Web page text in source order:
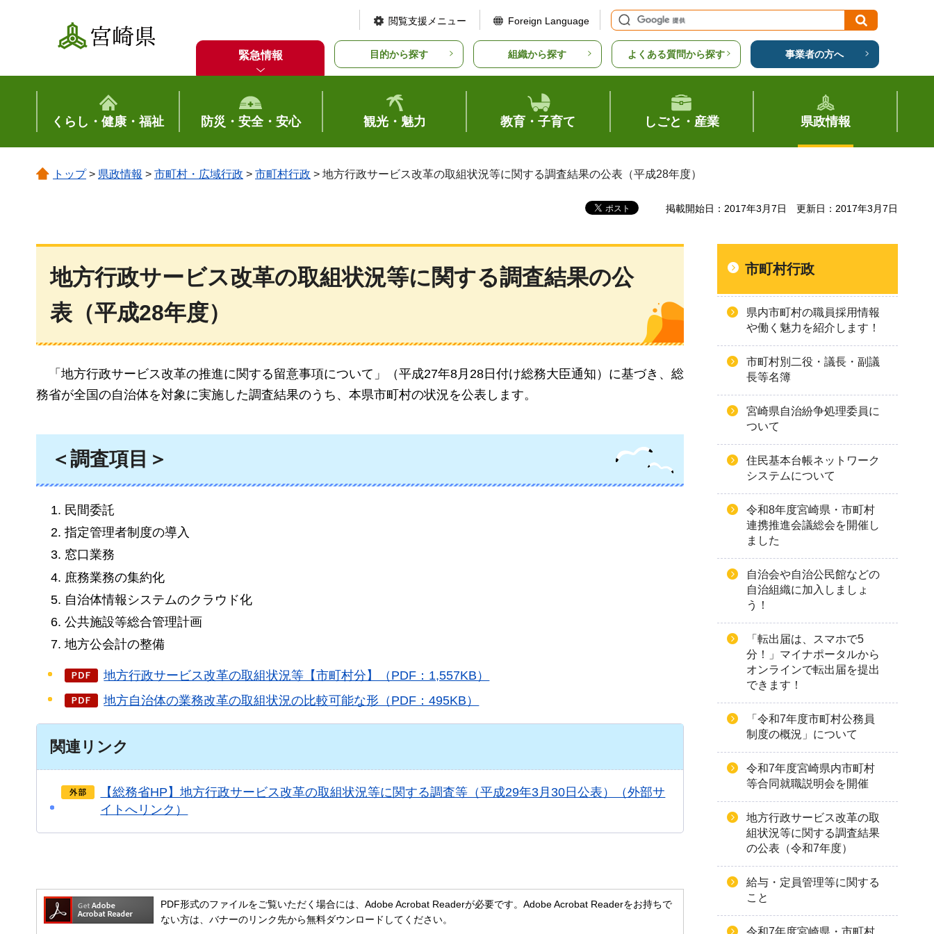
宮崎県
閲覧支援メニュー Foreign Language
緊急情報 目的から探す 組織から探す よくある質問から探す 事業者の方へ
くらし・健康・福祉 防災・安全・安心 観光・魅力 教育・子育て しごと・産業 県政情報
トップ> 県政情報 > 市町村・広域行政 > 市町村行政 > 地方行政サービス改革の取組状況等に関する調査結果の公表（平成28年度）
掲載開始日：2017年3月7日 更新日：2017年3月7日
地方行政サービス改革の取組状況等に関する調査結果の公
表（平成28年度）
「 地方行政サービス改革の推進に関する留意事項について」（平成27年8月28日付け総務大臣通知）に基づき、総
務省が全国の自治体を対象に実施した調査結果のうち、本県市町村の状況を公表します。
＜調査項目＞
民間委託
指定管理者制度の導入
窓口業務
庶務業務の集約化
自治体情報システムのクラウド化
公共施設等総合管理計画
地方公会計の整備
地方行政サービス改革の取組状況等【市町村分】（PDF：1,557KB）
地方自治体の業務改革の取組状況の比較可能な形（PDF：495KB）
関連リンク
【総務省HP】地方行政サービス改革の取組状況等に関する調査等（平成29年3月30日公表）（外部サ
イトへリンク）
PDF形式のファイルをご覧いただく場合には、Adobe Acrobat Readerが必要です。Adobe Acrobat Readerをお持ちで
ない方は、バナーのリンク先から無料ダウンロードしてください。
市町村行政
県内市町村の職員採用情報
や働く魅力を紹介します！
市町村別二役・議長・副議
長等名簿
宮崎県自治紛争処理委員に
ついて
住民基本台帳ネットワーク
システムについて
令和8年度宮崎県・市町村
連携推進会議総会を開催し
ました
自治会や自治公民館などの
自治組織に加入しましょ
う！
「転出届は、スマホで5
分！」マイナポータルから
オンラインで転出届を提出
できます！
「令和7年度市町村公務員
制度の概況」について
令和7年度宮崎県内市町村
等合同就職説明会を開催
地方行政サービス改革の取
組状況等に関する調査結果
の公表（令和7年度）
給与・定員管理等に関する
こと
令和7年度宮崎県・市町村